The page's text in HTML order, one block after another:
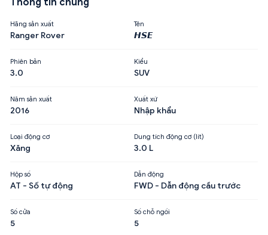
Hãng sản xuất
Ranger Rover
Tên
𝙃𝙎𝙀
Phiên bản
3.0
Kiểu
SUV
Năm sản xuất
2016
Xuất xứ
Nhập khẩu
Loại động cơ
Xăng
Dung tích động cơ (lít)
3.0 L
Hộp số
AT - Số tự động
Dẫn động
FWD - Dẫn động cầu trước
Số cửa
5
Số chỗ ngồi
5